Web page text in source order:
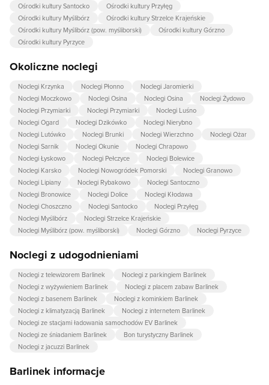
Ośrodki kultury Santocko
Ośrodki kultury Przyłęg
Ośrodki kultury Myślibórz
Ośrodki kultury Strzelce Krajeńskie
Ośrodki kultury Myślibórz (pow. myśliborski)
Ośrodki kultury Górzno
Ośrodki kultury Pyrzyce
Okoliczne noclegi
Noclegi Krzynka Noclegi Płonno
Noclegi Jaromierki
Noclegi Moczkowo
Noclegi Osina Noclegi Osina
Noclegi Żydowo
Noclegi Przymiarki
Noclegi Przymiarki
Noclegi Luśno
Noclegi Ogard
Noclegi Dzikówko
Noclegi Nierybno
Noclegi Lutówko
Noclegi Brunki Noclegi Wierzchno
Noclegi Ożar
Noclegi Sarnik
Noclegi Okunie
Noclegi Chrapowo
Noclegi Łyskowo
Noclegi Pełczyce
Noclegi Bolewice
Noclegi Karsko
Noclegi Nowogródek Pomorski
Noclegi Granowo
Noclegi Lipiany
Noclegi Rybakowo
Noclegi Santoczno
Noclegi Bronowice
Noclegi Dolice
Noclegi Kłodawa
Noclegi Choszczno
Noclegi Santocko
Noclegi Przyłęg
Noclegi Myślibórz
Noclegi Strzelce Krajeńskie
Noclegi Myślibórz (pow. myśliborski)
Noclegi Górzno Noclegi Pyrzyce
Noclegi z udogodnieniami
Noclegi z telewizorem Barlinek
Noclegi z parkingiem Barlinek
Noclegi z wyżywieniem Barlinek
Noclegi z placem zabaw Barlinek
Noclegi z basenem Barlinek
Noclegi z kominkiem Barlinek
Noclegi z klimatyzacją Barlinek
Noclegi z internetem Barlinek
Noclegi ze stacjami ładowania samochodów EV Barlinek
Noclegi ze śniadaniem Barlinek
Bon turystyczny Barlinek
Noclegi z jacuzzi Barlinek
Barlinek informacje